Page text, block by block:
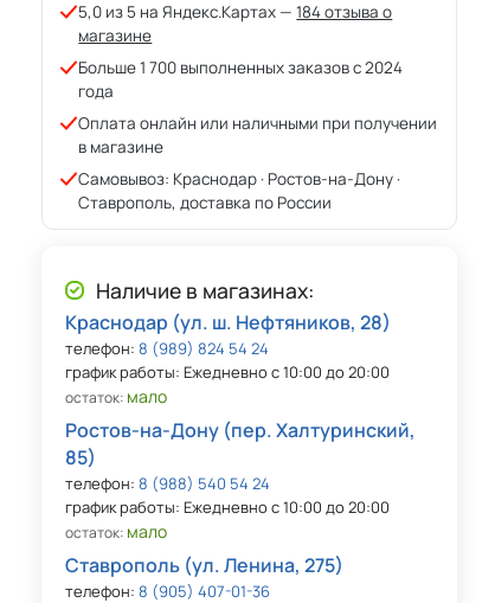
5,0 из 5 на Яндекс.Картах —184 отзыва о
магазине
Больше 1 700 выполненных заказов с 2024
года
Оплата онлайн или наличными при получении
в магазине
Самовывоз: Краснодар · Ростов-на-Дону ·
Ставрополь, доставка по России
Наличие в магазинах:
Краснодар (ул. ш. Нефтяников, 28)
телефон:8 (989) 824 54 24
график работы: Ежедневно с 10:00 до 20:00
остаток: мало
Ростов-на-Дону (пер. Халтуринский,
85)
телефон:8 (988) 540 54 24
график работы: Ежедневно с 10:00 до 20:00
остаток: мало
Ставрополь (ул. Ленина, 275)
телефон:8 (905) 407-01-36